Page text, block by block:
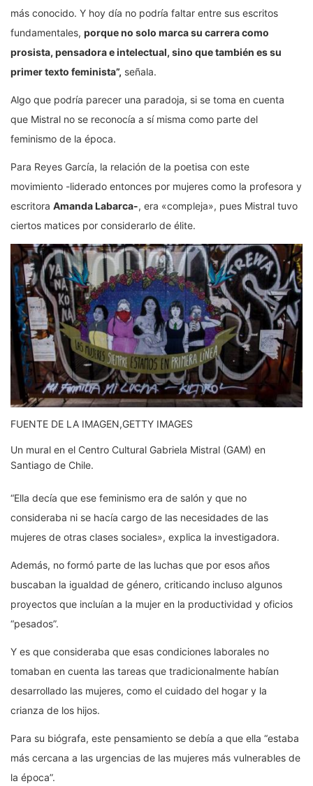
más conocido. Y hoy día no podría faltar entre sus escritos
fundamentales, porque no solo marca su carrera como
prosista, pensadora e intelectual, sino que también es su
primer texto feminista”, señala.
Algo que podría parecer una paradoja, si se toma en cuenta
que Mistral no se reconocía a sí misma como parte del
feminismo de la época.
Para Reyes García, la relación de la poetisa con este
movimiento -liderado entonces por mujeres como la profesora y
escritora Amanda Labarca-, era «compleja», pues Mistral tuvo
ciertos matices por considerarlo de élite.
FUENTE DE LA IMAGEN,GETTY IMAGES
Un mural en el Centro Cultural Gabriela Mistral (GAM) en
Santiago de Chile.
“Ella decía que ese feminismo era de salón y que no
consideraba ni se hacía cargo de las necesidades de las
mujeres de otras clases sociales», explica la investigadora.
Además, no formó parte de las luchas que por esos años
buscaban la igualdad de género, criticando incluso algunos
proyectos que incluían a la mujer en la productividad y oficios
“pesados”.
Y es que consideraba que esas condiciones laborales no
tomaban en cuenta las tareas que tradicionalmente habían
desarrollado las mujeres, como el cuidado del hogar y la
crianza de los hijos.
Para su biógrafa, este pensamiento se debía a que ella “estaba
más cercana a las urgencias de las mujeres más vulnerables de
la época”.